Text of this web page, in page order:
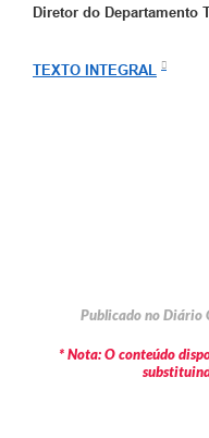
Diretor do Departamento
TEXTO INTEGRAL
Publicado no
* Nota: O conteúdo